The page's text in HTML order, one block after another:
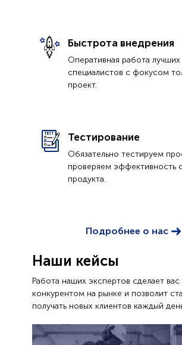
Быстрота внедрения
Оперативная работа лучших
специалистов с фокусом
проект.
Тестирование
Обязательно тестируем
проверяем эффективность
продукта.
Подробнее о нас
Наши кейсы
Работа наших экспертов сделает
конкурентом на рынке и позволит
получать новых клиентов каждый